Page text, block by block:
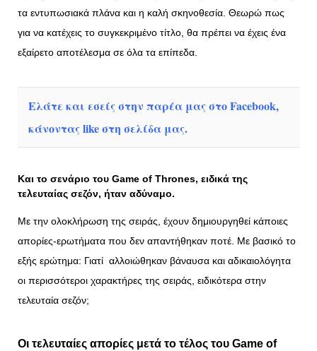
τα εντυπωσιακά πλάνα και η καλή σκηνοθεσία. Θεωρώ πως
για να κατέχεις το συγκεκριμένο τίτλο, θα πρέπει να έχεις ένα
εξαίρετο αποτέλεσμα σε όλα τα επίπεδα.
Ελάτε και εσείς στην παρέα μας στο Facebook,
κάνοντας like στη σελίδα μας.
Και το σενάριο του Game of Thrones, ειδικά της
τελευταίας σεζόν, ήταν αδύναμο.
Με την ολοκλήρωση της σειράς, έχουν δημιουργηθεί κάποιες
απορίες-ερωτήματα που δεν απαντήθηκαν ποτέ. Με βασικό το
εξής ερώτημα: Γιατί αλλοιώθηκαν βάναυσα και αδικαιολόγητα
οι περισσότεροι χαρακτήρες της σειράς, ειδικότερα στην
τελευταία σεζόν;
Οι τελευταίες απορίες μετά το τέλος του Game of